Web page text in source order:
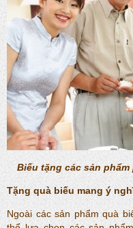
Biếu tặng các sản
Tặng quà biếu mang ý
Ngoài các sản phẩm quà